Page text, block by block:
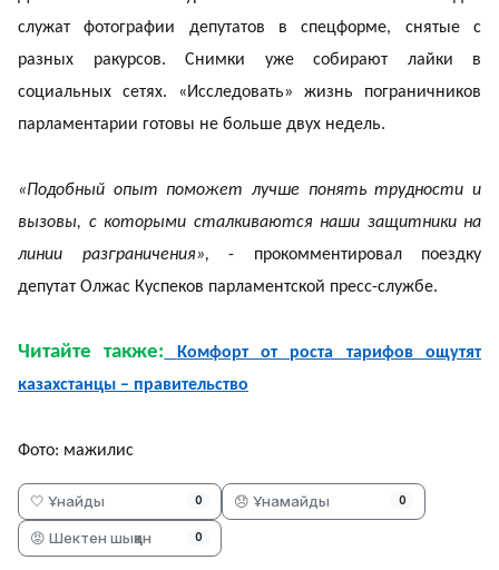
служат фотографии депутатов в спецформе, снятые с
разных ракурсов. Снимки уже собирают лайки в
социальных сетях. «Исследовать» жизнь пограничников
парламентарии готовы не больше двух недель.
«Подобный опыт поможет лучше понять трудности и
вызовы, с которыми сталкиваются наши защитники на
линии разграничения», - прокомментировал поездку
депутат Олжас Куспеков парламентской пресс-службе.
Читайте также:
Комфорт от роста тарифов ощутят
казахстанцы – правительство
Фото: мажилис
🤍 Ұнайды 0 😞 Ұнамайды 0
😡 Шектен шыққан 0